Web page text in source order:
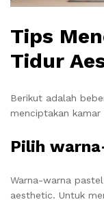
Tips
Tidur
Berikut adalah
menciptakan
Pilih
Warna-warna
aesthetic. Untuk